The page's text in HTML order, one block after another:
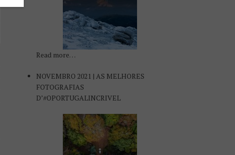
Read more…
NOVEMBRO 2021 | AS MELHORES
FOTOGRAFIAS
D’#OPORTUGALINCRIVEL